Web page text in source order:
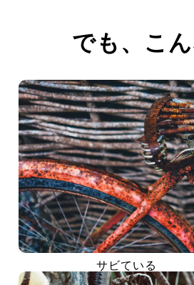
でも、 こ
サビている